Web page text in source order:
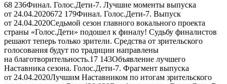
68 236Финал. Голос.Дети-7. Лучшие моменты выпуска
от 24.04.2020672 179Финал. Голос.Дети-7. Выпуск
от 24.04.2020Седьмой сезон главного вокального проекта
страны «Голос.Дети» подошел к финалу! Судьбу финалистов
решают теперь только зрители. Средства от зрительского
голосования будут по традиции направлены
на благотворительность.17 143Объявление лучшего
Наставника сезона. Голос.Дети-7. Фрагмент выпуска
от 24.04.2020Лучшим Наставником по итогам зрительского